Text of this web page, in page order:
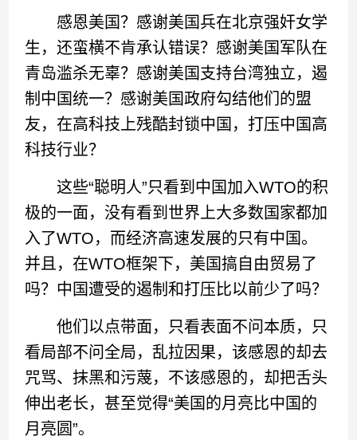
感恩美国？感谢美国兵在北京强奸女学
生，还蛮横不肯承认错误？感谢美国军队在
青岛滥杀无辜？感谢美国支持台湾独立，遏
制中国统一？感谢美国政府勾结他们的盟
友，在高科技上残酷封锁中国，打压中国高
科技行业？
这些“聪明人”只看到中国加入WTO的积
极的一面，没有看到世界上大多数国家都加
入了WTO，而经济高速发展的只有中国。
并且，在WTO框架下，美国搞自由贸易了
吗？中国遭受的遏制和打压比以前少了吗？
他们以点带面，只看表面不问本质，只
看局部不问全局，乱拉因果，该感恩的却去
咒骂、抹黑和污蔑，不该感恩的，却把舌头
伸出老长，甚至觉得“美国的月亮比中国的
月亮圆”。